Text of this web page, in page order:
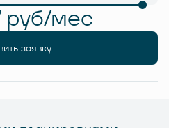
руб/мес
заявку